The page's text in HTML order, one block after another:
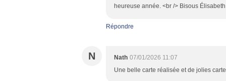
heureuse année. <br /> Bisous
Répondre
N Nath 07/01/2026 11:07
Une belle carte réalisée et de jolies